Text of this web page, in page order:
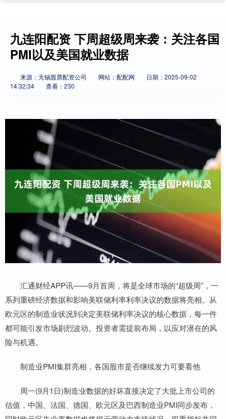
九连阳配资 下周超级周来袭：关注各国
PMI以及美国就业数据
来源：无锡股票配资公司 网站：配配网
日期：2025-09-02
14:32:34
查看：230
汇通财经APP讯——9月首周，将是全球市场的“超级周”，一
系列重磅经济数据和影响美联储利率利率决议的数据将亮相。从
欧元区的制造业状况到决定美联储利率决议的核心数据，每一件
都可能引发市场剧烈波动。投资者需提前布局，以应对潜在的风
险与机遇。
制造业PMI集群亮相，各国股市是否继续发力可要看他
周一(9月1日)制造业数据的好坏直接决定了大批上市公司的
估值，中国、法国、德国、欧元区及巴西制造业PMI同步发布，